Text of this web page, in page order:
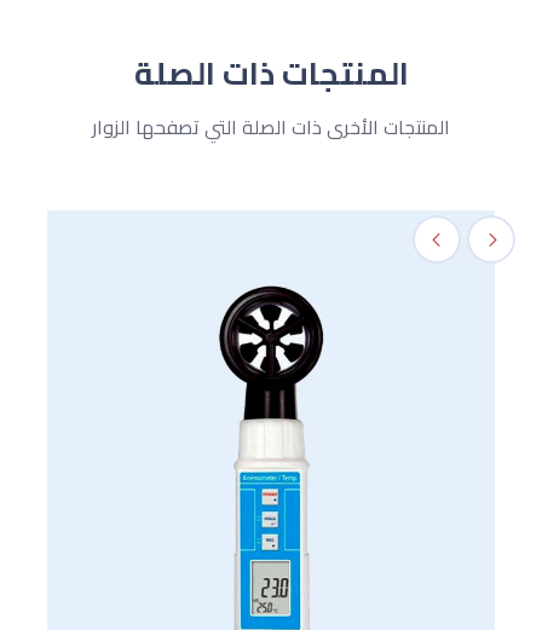
المنتجات ذات الصلة
المنتجات الأخرى ذات الصلة التي تصفحها الزوار